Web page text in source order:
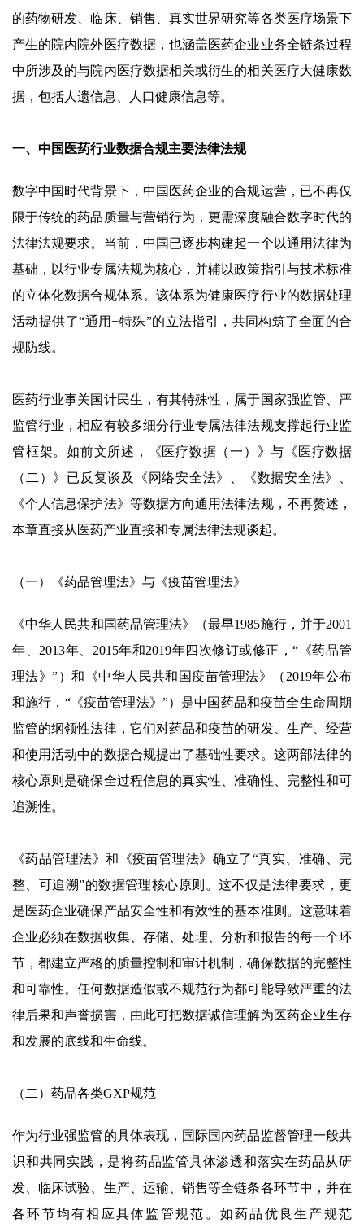
的药物研发、临床、销售、真实世界研究等各类医疗场景下
产生的院内院外医疗数据，也涵盖医药企业业务全链条过程
中所涉及的与院内医疗数据相关或衍生的相关医疗大健康数
据，包括人遗信息、人口健康信息等。
一、中国医药行业数据合规主要法律法规
数字中国时代背景下，中国医药企业的合规运营，已不再仅
限于传统的药品质量与营销行为，更需深度融合数字时代的
法律法规要求。当前，中国已逐步构建起一个以通用法律为
基础，以行业专属法规为核心，并辅以政策指引与技术标准
的立体化数据合规体系。该体系为健康医疗行业的数据处理
活动提供了“通用+特殊”的立法指引，共同构筑了全面的合
规防线。
医药行业事关国计民生，有其特殊性，属于国家强监管、严
监管行业，相应有较多细分行业专属法律法规支撑起行业监
管框架。如前文所述，《医疗数据（一）》与《医疗数据
（二）》已反复谈及《网络安全法》、《数据安全法》、
《个人信息保护法》等数据方向通用法律法规，不再赘述，
本章直接从医药产业直接和专属法律法规谈起。
（一）《药品管理法》与《疫苗管理法》
《中华人民共和国药品管理法》（最早1985施行，并于2001
年、2013年、2015年和2019年四次修订或修正，“《药品管
理法》”）和《中华人民共和国疫苗管理法》（2019年公布
和施行，“《疫苗管理法》”）是中国药品和疫苗全生命周期
监管的纲领性法律，它们对药品和疫苗的研发、生产、经营
和使用活动中的数据合规提出了基础性要求。这两部法律的
核心原则是确保全过程信息的真实性、准确性、完整性和可
追溯性。
《药品管理法》和《疫苗管理法》确立了“真实、准确、完
整、可追溯”的数据管理核心原则。这不仅是法律要求，更
是医药企业确保产品安全性和有效性的基本准则。这意味着
企业必须在数据收集、存储、处理、分析和报告的每一个环
节，都建立严格的质量控制和审计机制，确保数据的完整性
和可靠性。任何数据造假或不规范行为都可能导致严重的法
律后果和声誉损害，由此可把数据诚信理解为医药企业生存
和发展的底线和生命线。
（二）药品各类GXP规范
作为行业强监管的具体表现，国际国内药品监督管理一般共
识和共同实践，是将药品监管具体渗透和落实在药品从研
发、临床试验、生产、运输、销售等全链条各环节中，并在
各环节均有相应具体监管规范。如药品优良生产规范